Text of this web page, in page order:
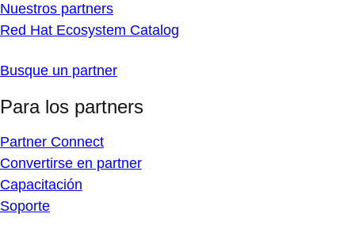
Nuestros partners
Red Hat Ecosystem Catalog
Busque un partner
Para los partners
Partner Connect
Convertirse en partner
Capacitación
Soporte